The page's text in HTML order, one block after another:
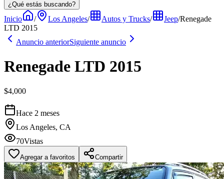
¿Qué estás buscando?
Inicio / Los Angeles/ Autos y Trucks/ Jeep/Renegade
LTD 2015
Anuncio anteriorSiguiente anuncio
Renegade LTD 2015
$4,000
Hace 2 meses
Los Angeles, CA
70Vistas
Agregar a favoritos Compartir